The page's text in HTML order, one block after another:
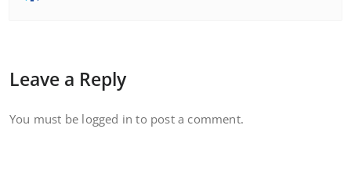
Leave a Reply
You must be logged in to post a comment.